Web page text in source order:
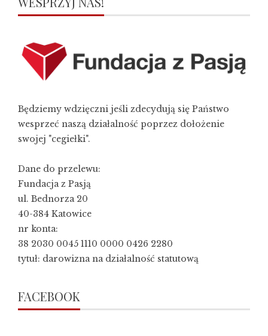
Będziemy wdzięczni jeśli zdecydują się Państwo
wesprzeć naszą działalność poprzez dołożenie
swojej "cegiełki".
Dane do przelewu:
Fundacja z Pasją
ul. Bednorza 20
40-384 Katowice
nr konta:
38 2030 0045 1110 0000 0426 2280
tytuł: darowizna na działalność statutową
FACEBOOK